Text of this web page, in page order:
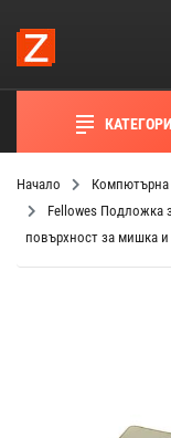
Начало Компютърна
Fellowes Подложка
повърхност за мишка и